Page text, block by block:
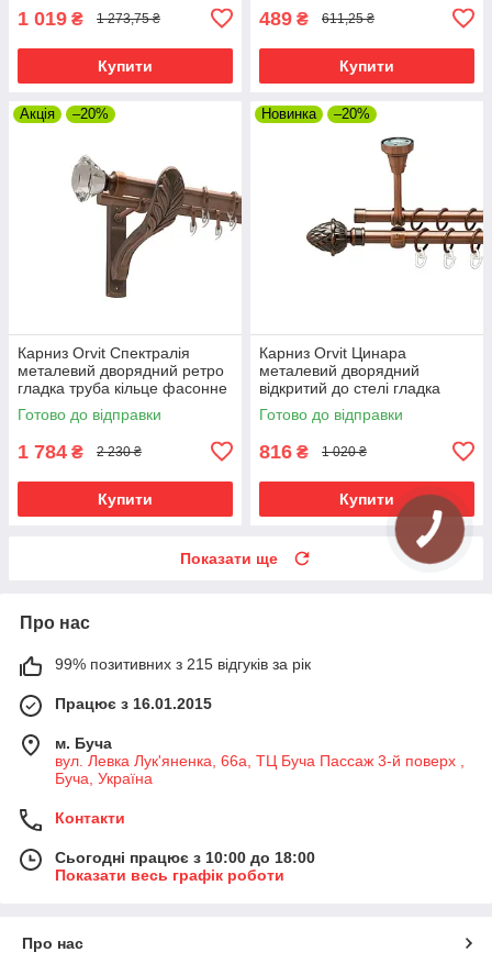
1 019 ₴ 1 273,75 ₴
Купити
489 ₴ 611,25 ₴
Купити
Акція –20%
Карниз Orvit Спектралія
металевий дворядний ретро
гладка труба кільце фасонне
металеве Мідь 25\19 мм 160
см (00-00009973)
Готово до відправки
1 784 ₴ 2 230 ₴
Купити
Новинка –20%
Карниз Orvit Цинара
металевий дворядний
відкритий до стелі гладка
труба кільце металеве Мідь
16\16 мм 160 см (00-
Готово до відправки
816 ₴ 1 020 ₴
Купити
Показати ще
Про нас
99% позитивних з 215 відгуків за рік
Працює з 16.01.2015
м. Буча
вул. Левка Лук'яненка, 66а, ТЦ Буча Пассаж 3-й поверх ,
Буча, Україна
Контакти
Сьогодні працює з 10:00 до 18:00
Показати весь графік роботи
Про нас